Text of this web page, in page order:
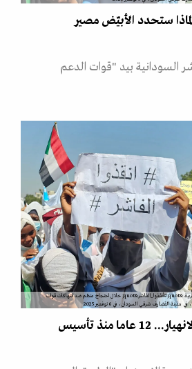
ستحدد الأبيّض مصير
السودانية بيد "قوات الدعم
امرأة سودانية تحمل لافتة كُتب عليها باللغة العربية &quot;#أنقذوا_الفاشر&quot; خلال احتجاج منظم ضد انتهاكات قوات
الطريق الطويل نحو الانهيار... 12 عاما منذ تأسيس